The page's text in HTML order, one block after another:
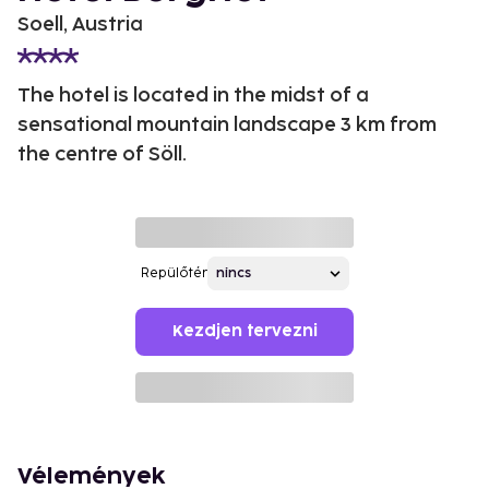
Soell, Austria
The hotel is located in the midst of a
sensational mountain landscape 3 km from
the centre of Söll.
Repülőtér
Kezdjen tervezni
Vélemények